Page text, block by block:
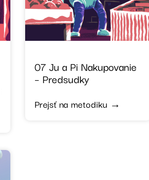
07 Ju a Pi Nakupovanie
– Predsudky
Prejsť na metodiku →